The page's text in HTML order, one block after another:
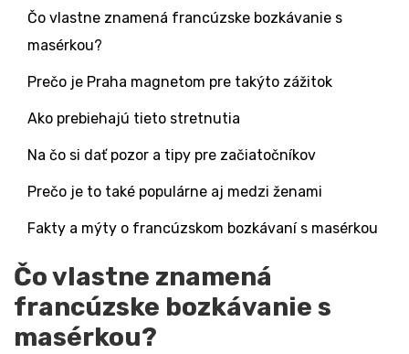
Čo vlastne znamená francúzske bozkávanie s
masérkou?
Prečo je Praha magnetom pre takýto zážitok
Ako prebiehajú tieto stretnutia
Na čo si dať pozor a tipy pre začiatočníkov
Prečo je to také populárne aj medzi ženami
Fakty a mýty o francúzskom bozkávaní s masérkou
Čo vlastne znamená
francúzske bozkávanie s
masérkou?